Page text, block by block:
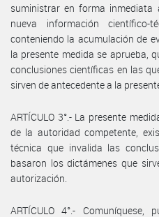
suministrar en forma
nueva información
conteniendo la acumulación de
la presente medida se aprueba,
conclusiones científicas en las
sirven de antecedente a la
ARTÍCULO 3°.- La presente
de la autoridad competente,
técnica que invalida las
basaron los dictámenes que
autorización.
ARTÍCULO 4°.-